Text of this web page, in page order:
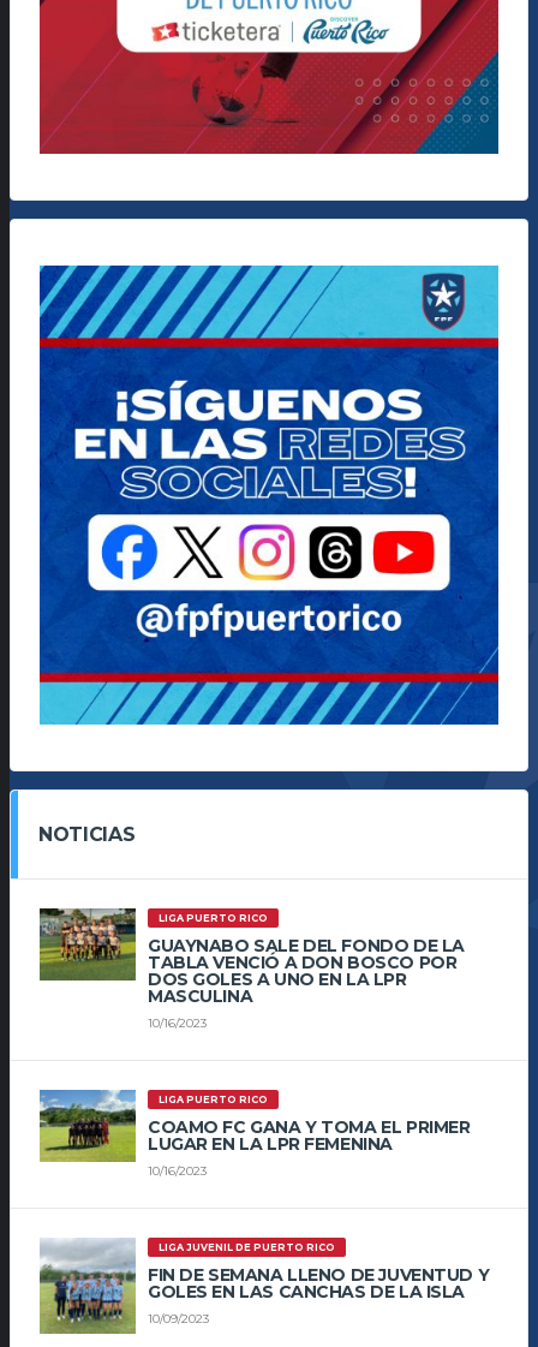
NOTICIAS
LIGA PUERTO RICO
GUAYNABO SALE DEL FONDO DE LA
TABLA VENCIÓ A DON BOSCO POR
DOS GOLES A UNO EN LA LPR
MASCULINA
10/16/2023
LIGA PUERTO RICO
COAMO FC GANA Y TOMA EL PRIMER
LUGAR EN LA LPR FEMENINA
10/16/2023
LIGA JUVENIL DE PUERTO RICO
FIN DE SEMANA LLENO DE JUVENTUD Y
GOLES EN LAS CANCHAS DE LA ISLA
10/09/2023